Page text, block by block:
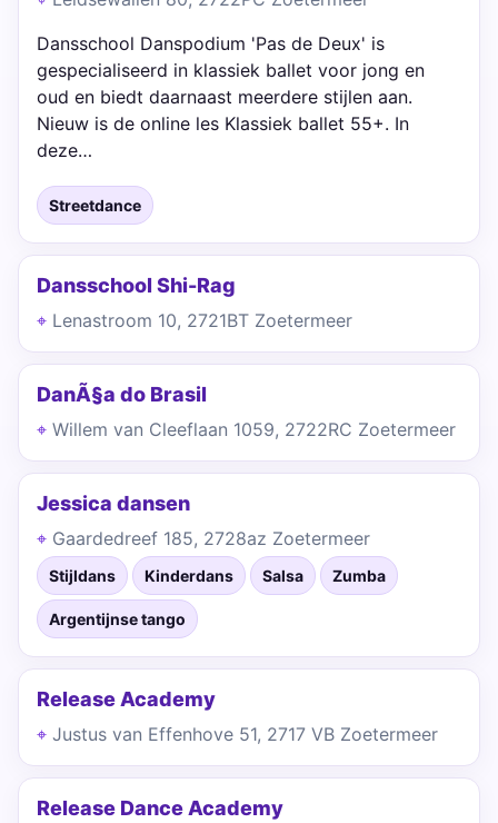
Dansschool Danspodium 'Pas de Deux' is
gespecialiseerd in klassiek ballet voor jong en
oud en biedt daarnaast meerdere stijlen aan.
Nieuw is de online les Klassiek ballet 55+. In
deze…
Streetdance
Dansschool Shi-Rag
Lenastroom 10, 2721BT Zoetermeer
DanÃ§a do Brasil
Willem van Cleeflaan 1059, 2722RC Zoetermeer
Jessica dansen
Gaardedreef 185, 2728az Zoetermeer
Stijldans Kinderdans Salsa Zumba
Argentijnse tango
Release Academy
Justus van Effenhove 51, 2717 VB Zoetermeer
Release Dance Academy